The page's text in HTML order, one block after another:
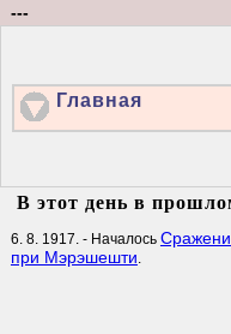
---
Главная
В этот день в
6. 8. 1917. - Началось
при Мэрэшешти.